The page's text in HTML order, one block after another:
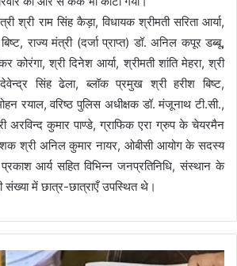
श्री राम सिंह कैड़ा, विधायक श्रीमती सरिता आर्या,
राज्य मंत्री (दर्जा प्राप्त) डॉ. अनिल कपूर डब्बू,
कोरंगा, श्री दिनेश आर्या, श्रीमती शांति मेहरा, श्री
सिंह ढेला, ब्लॉक प्रमुख श्री हरीश बिष्ट,
रयाल, वरिष्ठ पुलिस अधीक्षक डॉ. मंजूनाथ टी.सी.,
अरविन्द कुमार पाण्डे, ग्राफिक एरा ग्रुप के चेयरमैन
श्री अनिल कुमार नायर, ओबीसी आयोग के सदस्य
आर्य सहित विभिन्न जनप्रतिनिधि, संस्थान के
संख्या में छात्र-छात्राएँ उपस्थित थे।